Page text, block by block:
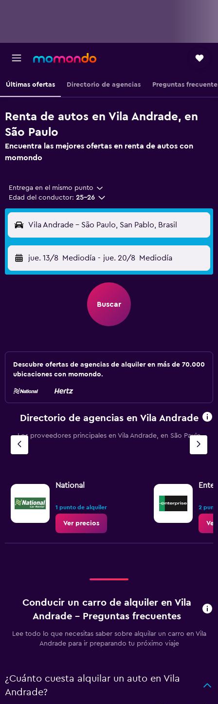
Últimas ofertas Directorio de agencias Preguntas
Renta de autos en Vila Andrade, en
São Paulo
Encuentra las mejores ofertas en renta de autos con
momondo
Entrega en el mismo punto
Edad del conductor: 25-26
Vila Andrade - São Paulo, San Pablo, Brasil
jue. 13/8 Mediodía - jue. 20/8 Mediodía
Buscar
Descubre ofertas de agencias de alquiler en más de 70.000
ubicaciones con momondo.
Directorio de agencias en Vila Andrade
Los proveedores principales en Vila Andrade, en São Paulo
National
1 punto de alquiler
Ver precios
2
Conducir un carro de alquiler en Vila
Andrade - Preguntas frecuentes
Lee todo lo que necesitas saber sobre alquilar un carro en Vila
Andrade para ir preparando tu próximo viaje
¿Cuánto cuesta alquilar un auto en Vila
Andrade?